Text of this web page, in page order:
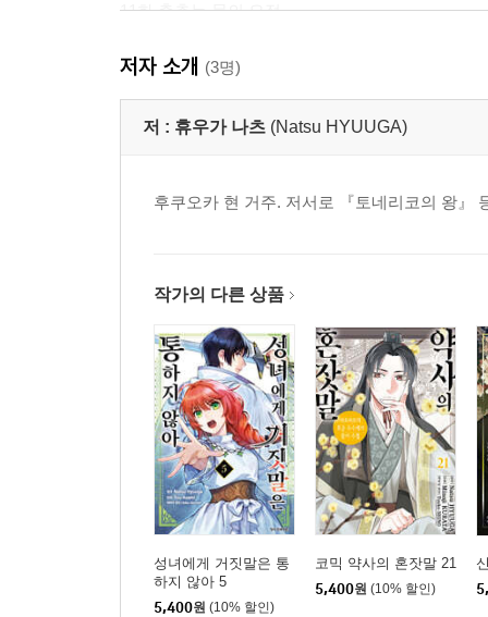
11화 춤추는 물의 요정
13화 추문 전편
14화 추문 중편
15화 추문 후편
저자 소개 (3명)
저 : 휴우가 나츠 (Natsu HYUUGA)
후쿠오카 현 거주. 저서로 『토네리코의 왕』
작가의 다른 상품
성녀에게 거짓말은 통
하지 않아 5
5,400원 (10% 할인)
코믹 약사의 혼잣말 21
5,400원 (10% 할인)